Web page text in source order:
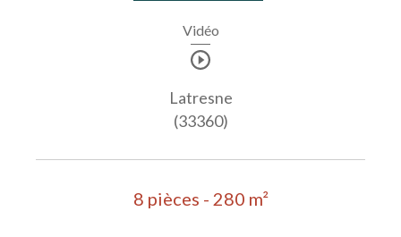
Vidéo
Latresne
(33360)
8 pièces - 280 m²